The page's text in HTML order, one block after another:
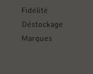
Fidélité
Déstockage
Marques